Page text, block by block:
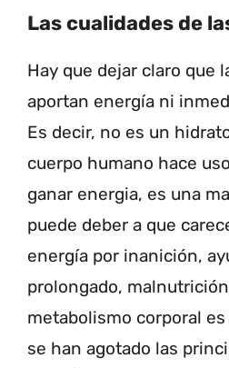
Las cualidades de
Hay que dejar claro que
aportan energía ni
Es decir, no es un
cuerpo humano hace
ganar energia, es una
puede deber a que
energía por inanición,
prolongado,
metabolismo corporal
se han agotado las